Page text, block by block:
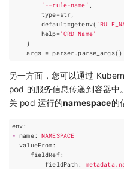
'--rule-name'
type=str
default=getenv(
help='CRD Name'
)
args = parser .parse_args()
另一方面，您可以通过
pod 的服务信息传递到容器中
关 pod 运行的namespace的
env:
- name:
NAMESPACE
valueFrom:
fieldRef:
fieldPath: